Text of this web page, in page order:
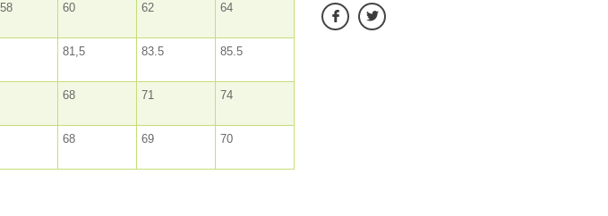
60 62 64
81,5 83.5 85.5
68 71 74
68 69 70